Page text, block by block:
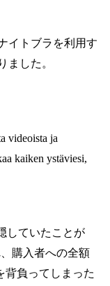
イトブラを利用す
ました。
videoista ja
kaiken ystäviesi,
していたことが
購入者への全額
背負ってしまった